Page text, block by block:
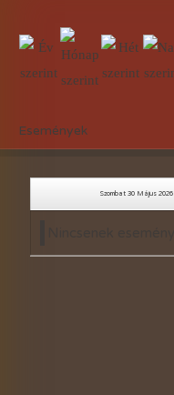
Események
Szombat 30 Május 2026